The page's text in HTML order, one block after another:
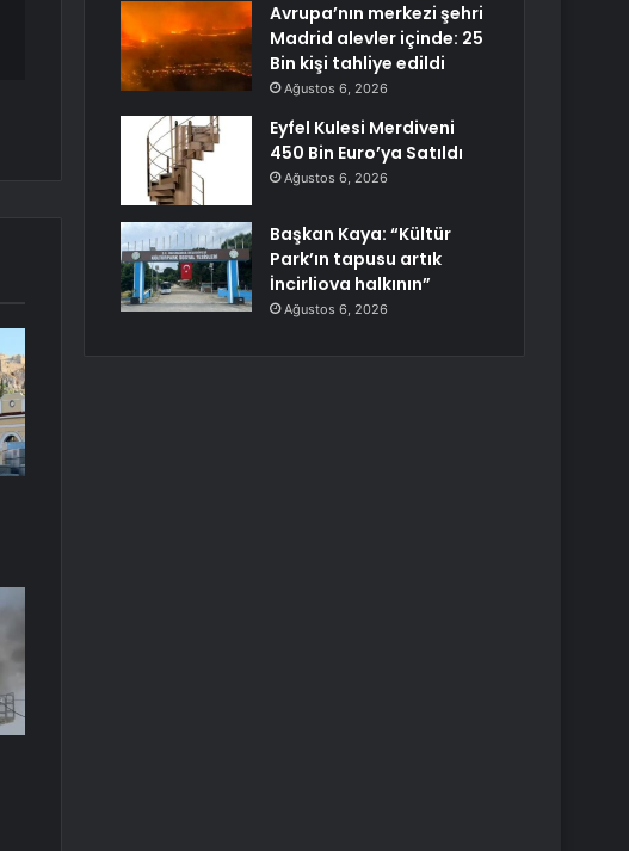
Avrupa’nın merkezi şehri
Madrid alevler içinde: 25
Bin kişi tahliye edildi
Ağustos 6, 2026
Eyfel Kulesi Merdiveni
450 Bin Euro’ya Satıldı
Ağustos 6, 2026
Başkan Kaya: “Kültür
Park’ın tapusu artık
İncirliova halkının”
Ağustos 6, 2026